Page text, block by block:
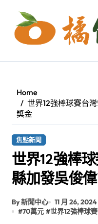
content
Home
世界12強棒球賽台
獎金
焦點新聞
世界12強棒
縣加發吳俊
By 新聞中心
11 月 26, 2024
#70萬元 #世界12強棒球賽